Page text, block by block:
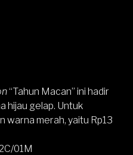
“Tahun Macan” ini hadir
hijau gelap. Untuk
warna merah, yaitu Rp13
01M